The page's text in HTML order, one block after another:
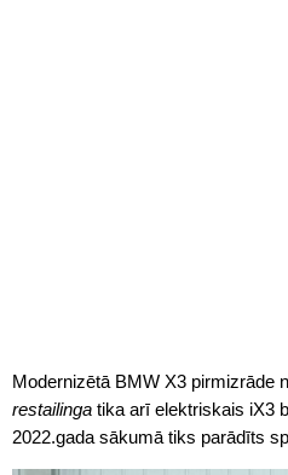
Modernizētā BMW X3 pirmizrāde
restailinga tika arī elektriskais iX3
2022.gada sākumā tiks parādīts